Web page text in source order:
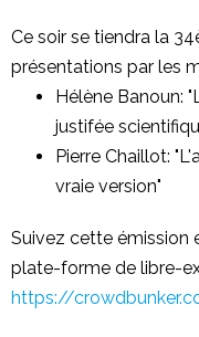
Ce soir se tiendra la
présentations par les
Hélène Banoun:
justifée
Pierre Chaillot:
vraie version"
Suivez cette émission
plate-forme de libre-
https://